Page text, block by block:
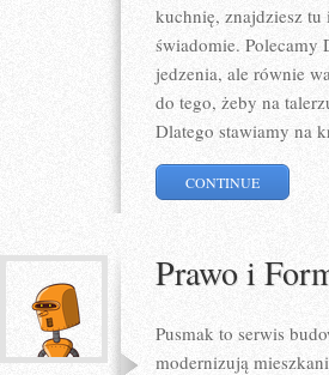
kuchnię, znajdziesz
świadomie. Polecamy
jedzenia, ale równie
do tego, żeby na
Dlatego stawiamy na
CONTINUE
Prawo i
Pusmak to serwis
modernizują